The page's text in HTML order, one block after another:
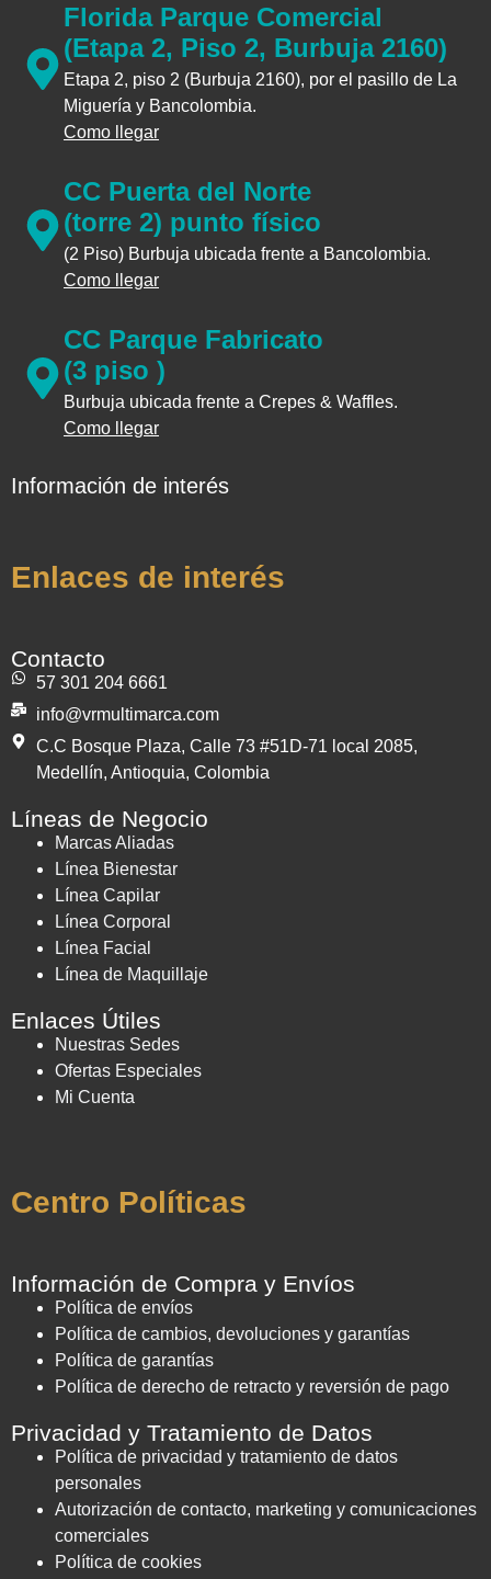
Florida Parque Comercial
(Etapa 2, Piso 2, Burbuja 2160)
Etapa 2, piso 2 (Burbuja 2160), por el pasillo de La
Miguería y Bancolombia.
Como llegar
CC Puerta del Norte
(torre 2) punto físico
(2 Piso) Burbuja ubicada frente a Bancolombia.
Como llegar
CC Parque Fabricato
(3 piso )
Burbuja ubicada frente a Crepes & Waffles.
Como llegar
Información de interés
Enlaces de interés
Contacto
57 301 204 6661
info@vrmultimarca.com
C.C Bosque Plaza, Calle 73 #51D-71 local 2085,
Medellín, Antioquia, Colombia
Líneas de Negocio
Marcas Aliadas
Línea Bienestar
Línea Capilar
Línea Corporal
Línea Facial
Línea de Maquillaje
Enlaces Útiles
Nuestras Sedes
Ofertas Especiales
Mi Cuenta
Centro Políticas
Información de Compra y Envíos
Política de envíos
Política de cambios, devoluciones y garantías
Política de garantías
Política de derecho de retracto y reversión de pago
Privacidad y Tratamiento de Datos
Política de privacidad y tratamiento de datos
personales
Autorización de contacto, marketing y comunicaciones
comerciales
Política de cookies